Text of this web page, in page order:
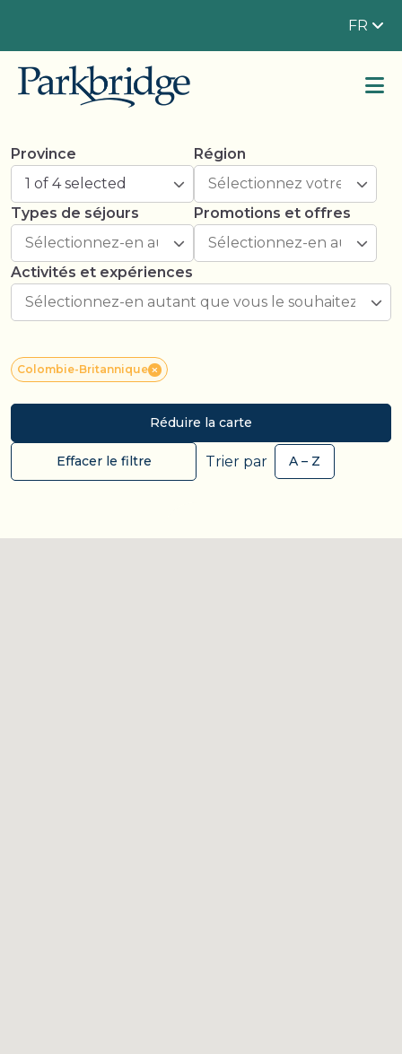
FR
Province
1 of 4 selected
Région
Types de séjours Promotions et offres
Activités et expériences
Colombie-Britannique
Réduire la carte
Effacer le filtre Trier par